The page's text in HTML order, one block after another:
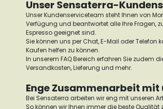
Unser Sensaterra-
Unser Kundenserviceteam steht Ihnen von
Verfügung und beantwortet alle Ihre Fragen,
Espresso geeignet sind.
Sie können uns per Chat, E-Mail oder Telefon
Kaufen helfen zu können.
In unserem FAQ Bereich erfahren Sie zudem
Versandkosten, Lieferung und mehr.
Enge Zusammenarbeit
Bei Sensaterra arbeiten wir eng mit unseren
So können wir Ihnen immer die beste Qualität